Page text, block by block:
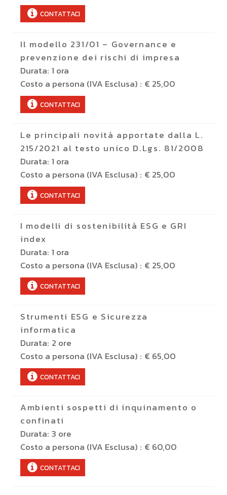
CONTATTACI
Il modello 231/01 – Governance e
prevenzione dei rischi di impresa
Durata: 1 ora
Costo a persona (IVA Esclusa) : € 25,00
CONTATTACI
Le principali novità apportate dalla L.
215/2021 al testo unico D.Lgs. 81/2008
Durata: 1 ora
Costo a persona (IVA Esclusa) : € 25,00
CONTATTACI
I modelli di sostenibilità ESG e GRI
index
Durata: 1 ora
Costo a persona (IVA Esclusa) : € 25,00
CONTATTACI
Strumenti ESG e Sicurezza
informatica
Durata: 2 ore
Costo a persona (IVA Esclusa) : € 65,00
CONTATTACI
Ambienti sospetti di inquinamento o
confinati
Durata: 3 ore
Costo a persona (IVA Esclusa) : € 60,00
CONTATTACI